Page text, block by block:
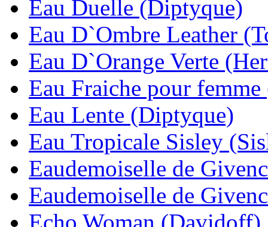
Eau Duelle (Diptyque)
Eau D`Ombre Leather
Eau D`Orange Verte
Eau Fraiche pour femme
Eau Lente (Diptyque)
Eau Tropicale Sisley
Eaudemoiselle de
Eaudemoiselle de
Echo Woman (Davidoff)